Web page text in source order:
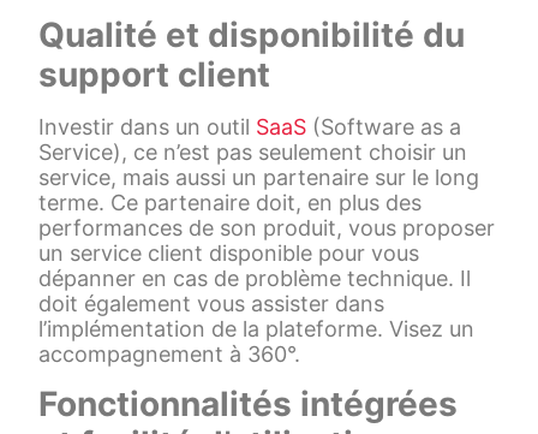
Qualité et disponibilité du
support client
Investir dans un outil SaaS (Software as a
Service), ce n’est pas seulement choisir un
service, mais aussi un partenaire sur le long
terme. Ce partenaire doit, en plus des
performances de son produit, vous proposer
un service client disponible pour vous
dépanner en cas de problème technique. Il
doit également vous assister dans
l’implémentation de la plateforme. Visez un
accompagnement à 360°.
Fonctionnalités intégrées